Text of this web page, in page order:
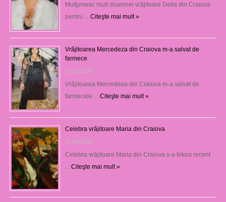
Mulţumesc mult doamnei vrăjitoare Delia din Craiova
pentru … Citeşte mai mult »
Vrăjitoarea Mercedeza din Craiova m-a salvat de
farmece
06/08/2026
Vrăjitoarea Mercedeza din Craiova m-a salvat de
farmecele … Citeşte mai mult »
Celebra vrăjitoare Maria din Craiova
06/08/2026
Celebra vrăjitoare Maria din Craiova s-a întors recent
Citeşte mai mult »